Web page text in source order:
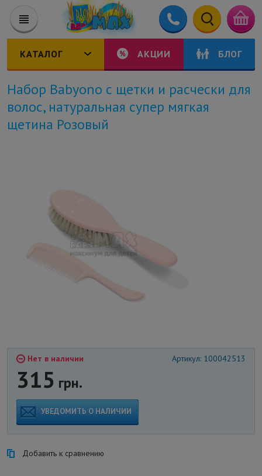
КАТАЛОГ АКЦИИ БЛОГ
Набор Babyono с щетки и расчески для
волос, натуральная супер мягкая
щетина Розовый
Нет в наличии Артикул: 100042513
315 грн.
УВЕДОМИТЬ О НАЛИЧИИ
Добавить к сравнению